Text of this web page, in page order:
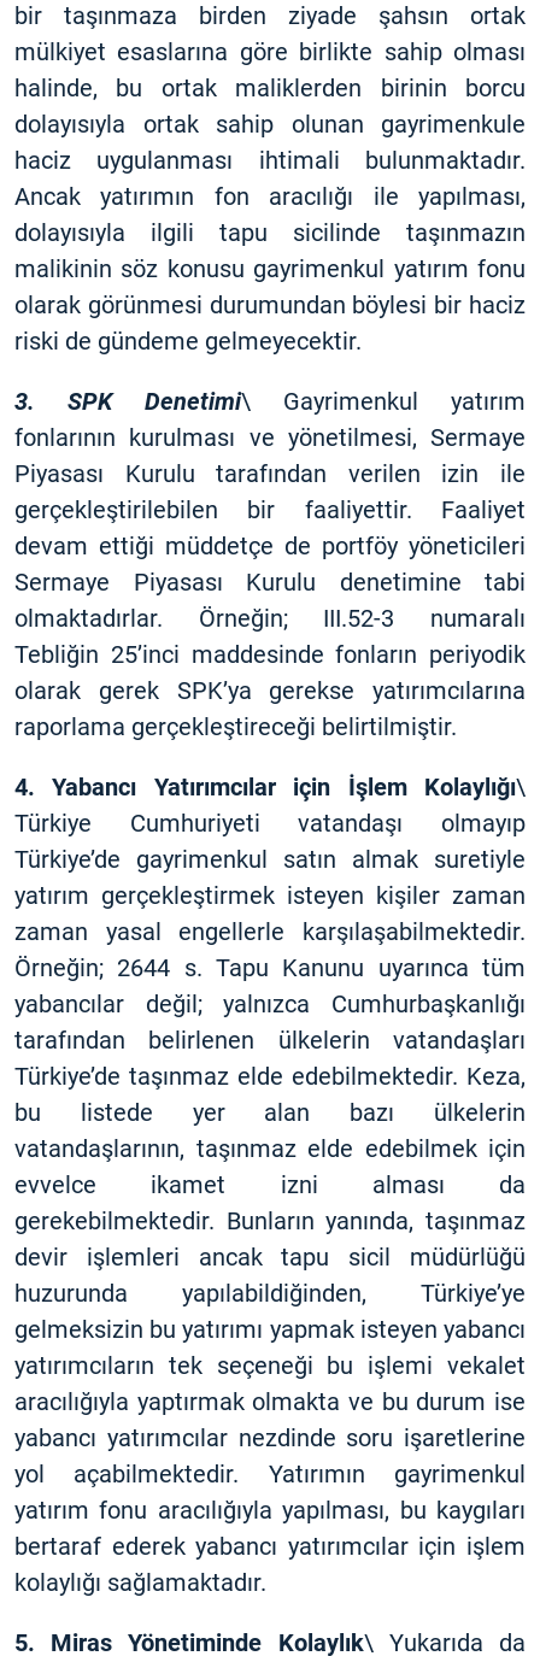
bir taşınmaza birden ziyade şahsın ortak
mülkiyet esaslarına göre birlikte sahip olması
halinde, bu ortak maliklerden birinin borcu
dolayısıyla ortak sahip olunan gayrimenkule
haciz uygulanması ihtimali bulunmaktadır.
Ancak yatırımın fon aracılığı ile yapılması,
dolayısıyla ilgili tapu sicilinde taşınmazın
malikinin söz konusu gayrimenkul yatırım fonu
olarak görünmesi durumundan böylesi bir haciz
riski de gündeme gelmeyecektir.
3. SPK Denetimi\ Gayrimenkul yatırım
fonlarının kurulması ve yönetilmesi, Sermaye
Piyasası Kurulu tarafından verilen izin ile
gerçekleştirilebilen bir faaliyettir. Faaliyet
devam ettiği müddetçe de portföy yöneticileri
Sermaye Piyasası Kurulu denetimine tabi
olmaktadırlar. Örneğin; III.52-3 numaralı
Tebliğin 25’inci maddesinde fonların periyodik
olarak gerek SPK’ya gerekse yatırımcılarına
raporlama gerçekleştireceği belirtilmiştir.
4. Yabancı Yatırımcılar için İşlem Kolaylığı\
Türkiye Cumhuriyeti vatandaşı olmayıp
Türkiye’de gayrimenkul satın almak suretiyle
yatırım gerçekleştirmek isteyen kişiler zaman
zaman yasal engellerle karşılaşabilmektedir.
Örneğin; 2644 s. Tapu Kanunu uyarınca tüm
yabancılar değil; yalnızca Cumhurbaşkanlığı
tarafından belirlenen ülkelerin vatandaşları
Türkiye’de taşınmaz elde edebilmektedir. Keza,
bu listede yer alan bazı ülkelerin
vatandaşlarının, taşınmaz elde edebilmek için
evvelce ikamet izni alması da
gerekebilmektedir. Bunların yanında, taşınmaz
devir işlemleri ancak tapu sicil müdürlüğü
huzurunda yapılabildiğinden, Türkiye’ye
gelmeksizin bu yatırımı yapmak isteyen yabancı
yatırımcıların tek seçeneği bu işlemi vekalet
aracılığıyla yaptırmak olmakta ve bu durum ise
yabancı yatırımcılar nezdinde soru işaretlerine
yol açabilmektedir. Yatırımın gayrimenkul
yatırım fonu aracılığıyla yapılması, bu kaygıları
bertaraf ederek yabancı yatırımcılar için işlem
kolaylığı sağlamaktadır.
5. Miras Yönetiminde Kolaylık\ Yukarıda da